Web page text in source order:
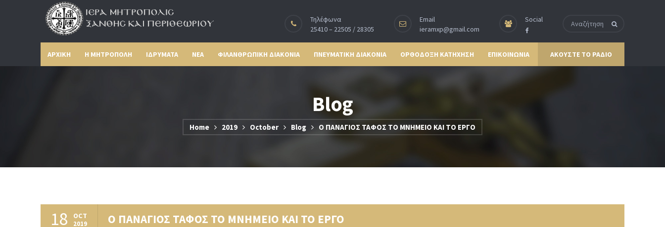
Τηλέφωνα
25410 – 22505 / 28305
Email
ieramxp@gmail.com
Social
ΑΡΧΙΚΗ Η ΜΗΤΡΟΠΟΛΗ ΙΔΡΥΜΑΤΑ ΝΕΑ ΦΙΛΑΝΘΡΩΠΙΚΗ ΔΙΑΚΟΝΙΑ ΠΝΕΥΜΑΤΙΚΗ ΔΙΑΚΟΝΙΑ ΟΡΘΟΔΟΞΗ ΚΑΤΗΧΗΣΗ ΕΠΙΚΟΙΝΩΝΙΑ ΑΚΟΥΣΤΕ ΤΟ ΡΑΔΙΟ
Blog
Home 2019 October Blog Ο ΠΑΝΑΓΙΟΣ ΤΑΦΟΣ ΤΟ ΜΝΗΜΕΙΟ ΚΑΙ ΤΟ ΕΡΓΟ
18 OCT
2019 Ο ΠΑΝΑΓΙΟΣ ΤΑΦΟΣ ΤΟ ΜΝΗΜΕΙΟ ΚΑΙ ΤΟ ΕΡΓΟ